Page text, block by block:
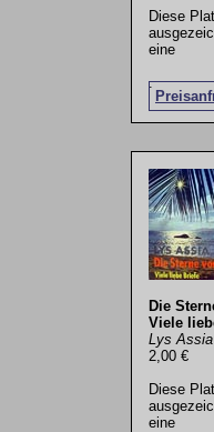
Diese
eine
.
Die
Viele
Lys Assia
2,00 €
Diese
eine